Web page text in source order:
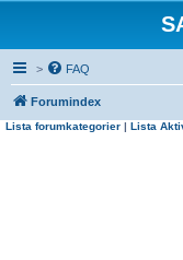
> FAQ
Forumindex
Lista forumkategorier | Lista